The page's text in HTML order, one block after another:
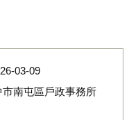
03-09
市南屯區戶政事務所